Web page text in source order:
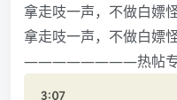
拿走吱一声，不做白嫖
拿走吱一声，不做白嫖
————————热帖